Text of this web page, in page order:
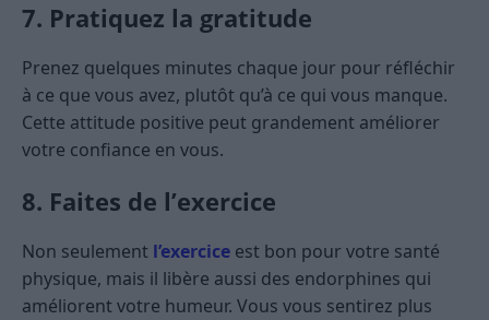
7. Pratiquez la gratitude
Prenez quelques minutes chaque jour pour réfléchir
à ce que vous avez, plutôt qu’à ce qui vous manque.
Cette attitude positive peut grandement améliorer
votre confiance en vous.
8. Faites de l’exercice
Non seulement l’exercice est bon pour votre santé
physique, mais il libère aussi des endorphines qui
améliorent votre humeur. Vous vous sentirez plus